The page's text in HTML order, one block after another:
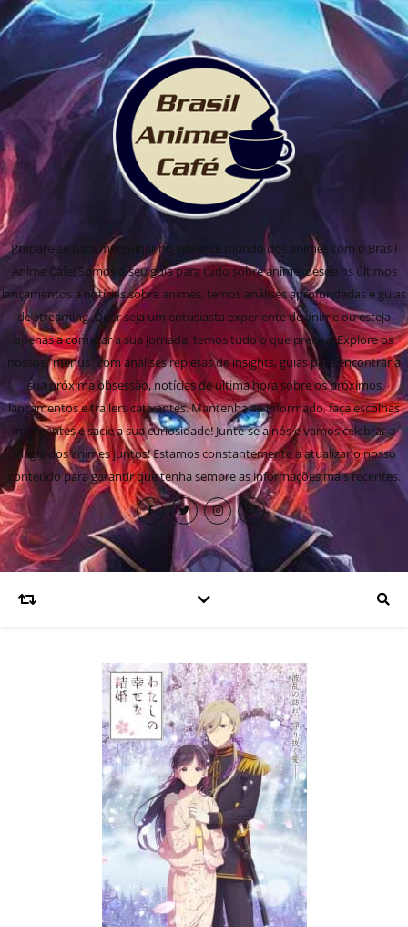
Prepare-se para mergulhar no vibrante mundo dos animes com o Brasil
Anime Cafe! Somos o seu guia para tudo sobre anime, desde os últimos
lançamentos a notícias sobre animes, temos análises aprofundadas e guias
de streaming. Quer seja um entusiasta experiente de anime ou esteja
apenas a começar a sua jornada, temos tudo o que precisa! Explore os
nossos "menus" com análises repletas de insights, guias para encontrar a
sua próxima obsessão, notícias de última hora sobre os próximos
lançamentos e trailers cativantes. Mantenha-se informado, faça escolhas
inteligentes e sacie a sua curiosidade! Junte-se a nós e vamos celebrar a
magia dos animes juntos! Estamos constantemente a atualizar o nosso
conteúdo para garantir que tenha sempre as informações mais recentes.